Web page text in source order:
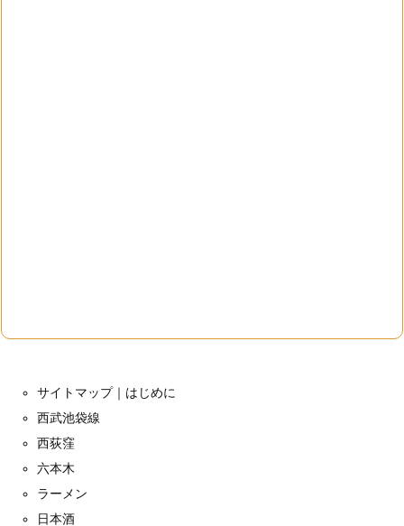
サイトマップ｜はじめに
西武池袋線
西荻窪
六本木
ラーメン
日本酒